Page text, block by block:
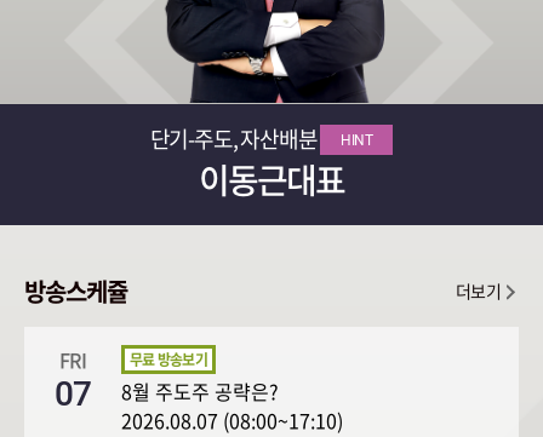
단기-주도, 자산배분 HINT
이동근대표
방송스케쥴 더보기
FRI
07
8월 주도주 공략은?
2026.08.07 (08:00~17:10)